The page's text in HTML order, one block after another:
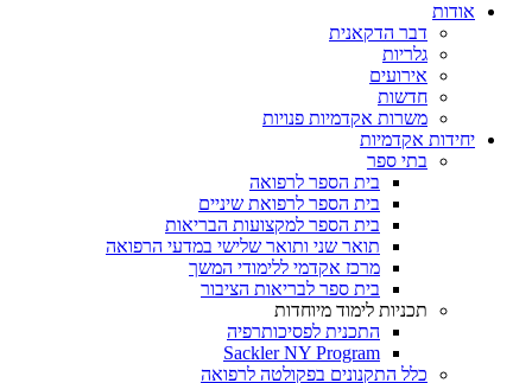
אודות
דבר הדקאנית
גלריות
אירועים
חדשות
משרות אקדמיות פנויות
יחידות אקדמיות
בתי ספר
בית הספר לרפואה
בית הספר לרפואת שיניים
בית הספר למקצועות הבריאות
תואר שני ותואר שלישי במדעי הרפואה
מרכז אקדמי ללימודי המשך
בית ספר לבריאות הציבור
תכניות לימוד מיוחדות
התכנית לפסיכותרפיה
Sackler NY Program
כלל התקנונים בפקולטה לרפואה